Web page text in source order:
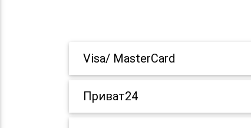
Visa/ MasterCard
Приват24